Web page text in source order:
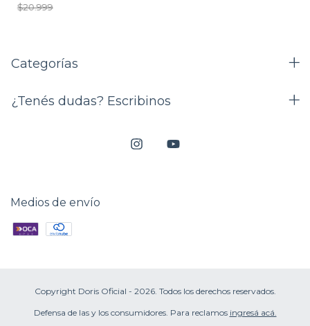
$20.999
Categorías
¿Tenés dudas? Escribinos
Medios de envío
Copyright Doris Oficial - 2026. Todos los derechos reservados.
Defensa de las y los consumidores. Para reclamos ingresá acá.